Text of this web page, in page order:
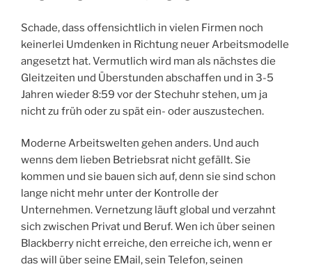
Schade, dass offensichtlich in vielen Firmen noch
keinerlei Umdenken in Richtung neuer Arbeitsmodelle
angesetzt hat. Vermutlich wird man als nächstes die
Gleitzeiten und Überstunden abschaffen und in 3-5
Jahren wieder 8:59 vor der Stechuhr stehen, um ja
nicht zu früh oder zu spät ein- oder auszustechen.
Moderne Arbeitswelten gehen anders. Und auch
wenns dem lieben Betriebsrat nicht gefällt. Sie
kommen und sie bauen sich auf, denn sie sind schon
lange nicht mehr unter der Kontrolle der
Unternehmen. Vernetzung läuft global und verzahnt
sich zwischen Privat und Beruf. Wen ich über seinen
Blackberry nicht erreiche, den erreiche ich, wenn er
das will über seine EMail, sein Telefon, seinen